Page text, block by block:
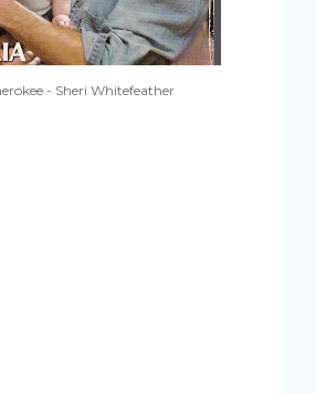
- Sheri Whitefeather